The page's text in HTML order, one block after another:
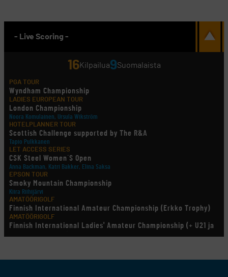
- Live Scoring -
16Kilpailua9Suomalaista
PGA TOUR
Wyndham Championship
LADIES EUROPEAN TOUR
London Championship
Noora Komulainen, Ursula Wikström
HOTELPLANNER TOUR
Scottish Challenge supported by The R&A
Tapio Pulkkanen
LET ACCESS SERIES
CSK Steel Women´S Open
Anna Backman, Katri Bakker, Elina Saksa
EPSON TOUR
Smoky Mountain Championship
Kiira Riihijärvi
AMATÖÖRIGOLF
Finnish International Amateur Championship (Erkko Trophy)
AMATÖÖRIGOLF
Finnish International Ladies' Amateur Championship (+ U21 ja
U18/FJT/Aulanko)
LEGENDS TOUR